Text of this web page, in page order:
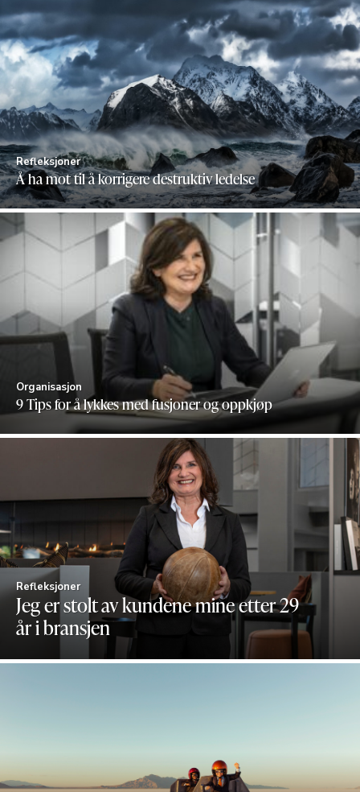
Refleksjoner
Å ha mot til å korrigere destruktiv ledelse
Organisasjon
9 Tips for å lykkes med fusjoner og oppkjøp
Refleksjoner
Jeg er stolt av kundene mine etter 29
år i bransjen